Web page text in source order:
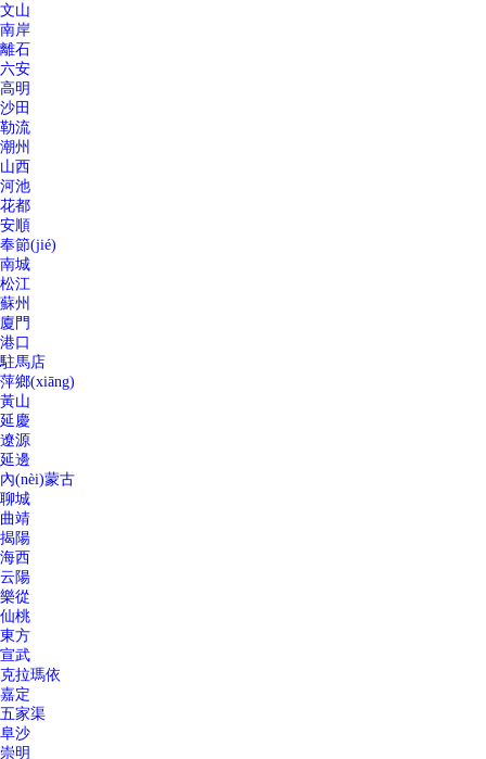
文山
南岸
離石
六安
高明
沙田
勒流
潮州
山西
河池
花都
安順
奉節(jié)
南城
松江
蘇州
廈門
港口
駐馬店
萍鄉(xiāng)
黃山
延慶
遼源
延邊
內(nèi)蒙古
聊城
曲靖
揭陽
海西
云陽
樂從
仙桃
東方
宣武
克拉瑪依
嘉定
五家渠
阜沙
崇明